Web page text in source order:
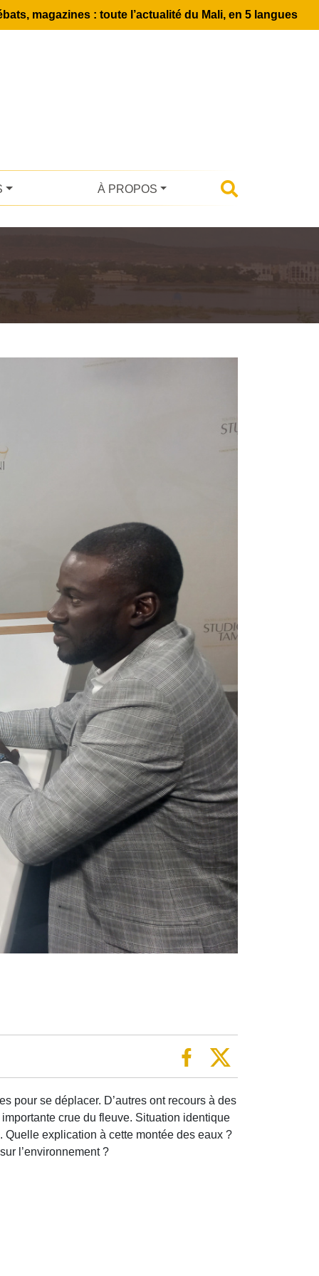
magazines : toute l’actualité du Mali, en 5 langues
À PROPOS
pour se déplacer. D’autres ont recours à des
crue du fleuve. Situation identique
explication à cette montée des eaux ?
l’environnement ?